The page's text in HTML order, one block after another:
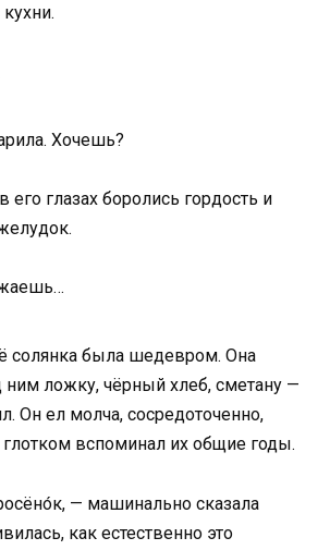
Хочешь?
его глазах боролись гордость и
солянка была шедевром. Она
ним ложку, чёрный хлеб, сметану —
Он ел молча, сосредоточенно,
вспоминал их общие годы.
— машинально сказала
как естественно это